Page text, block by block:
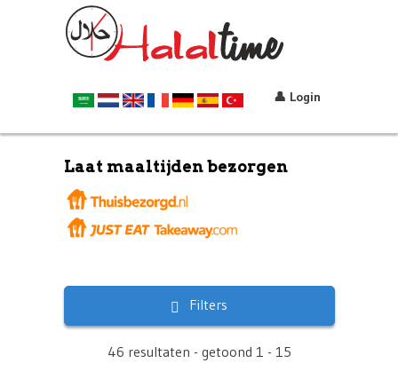
👤 Login
Laat maaltijden bezorgen
Filters
46 resultaten - getoond 1 - 15